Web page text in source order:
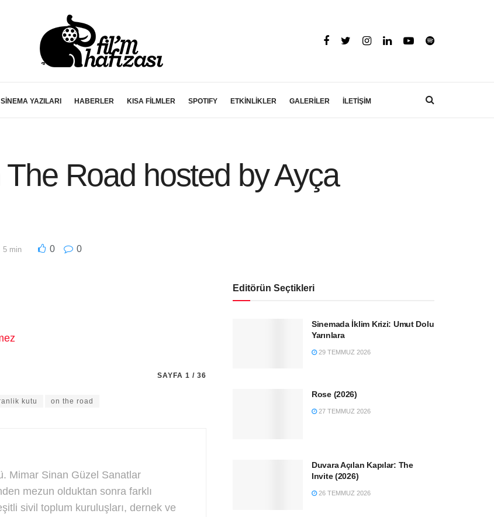
SİNEMA YAZILARI HABERLER KISA FİLMLER SPOTIFY ETKİNLİKLER GALERİLER İLETİŞİM
Road hosted by Ayça
5 min 0 0
SAYFA 1 / 36
kutu on the road
Mimar Sinan Güzel Sanatlar
mezun olduktan sonra farklı
sivil toplum kuruluşları, dernek ve
Editörün Seçtikleri
Sinemada İklim Krizi: Umut Dolu
Yarınlara
29 TEMMUZ 2026
Rose (2026)
27 TEMMUZ 2026
Duvara Açılan Kapılar: The
Invite (2026)
26 TEMMUZ 2026